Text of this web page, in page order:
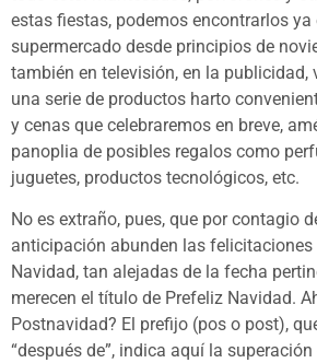
estas fiestas, podemos encontrarlos ya
supermercado desde principios de
también en televisión, en la publicidad,
una serie de productos harto
y cenas que celebraremos en breve,
panoplia de posibles regalos como
juguetes, productos tecnológicos, etc.
No es extraño, pues, que por contagio
anticipación abunden las felicitaciones
Navidad, tan alejadas de la fecha
merecen el título de Prefeliz Navidad.
Postnavidad? El prefijo (pos o post),
“después de”, indica aquí la